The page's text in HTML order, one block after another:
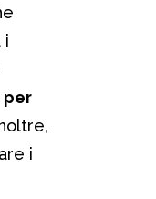
i
per
i